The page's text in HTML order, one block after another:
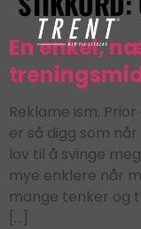
En enkel,
Reklame ism.
er så digg som
lov til å svinge
mye enklere når
mange tenker og
[…]